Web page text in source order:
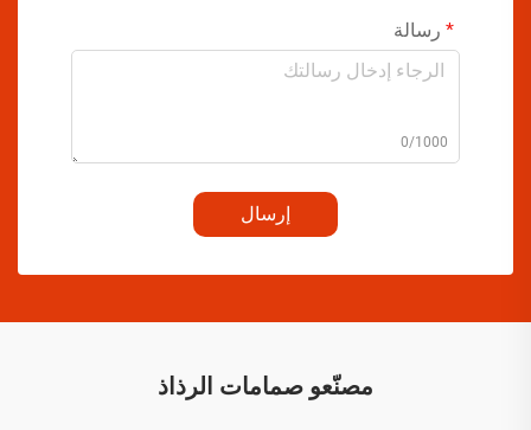
رسالة
0/1000
إرسال
مصنّعو صمامات الرذاذ